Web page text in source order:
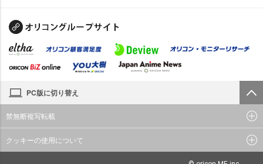
PC版に切り替え
禁無断複写転載
クッキーの使用について